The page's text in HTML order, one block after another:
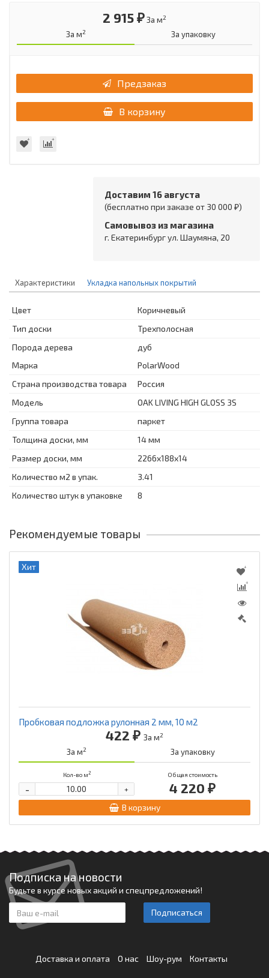
2 915 ₽За м2
За м2 За упаковку
Предзаказ
В корзину
Доставим 16 августа
(бесплатно при заказе от 30 000 ₽)
Самовывоз из магазина
г. Екатеринбург ул. Шаумяна, 20
Характеристики Укладка напольных покрытий
Цвет
Коричневый
Тип доски
Трехполосная
Порода дерева
дуб
Марка
PolarWood
Страна производства товара
Россия
Модель
OAK LIVING HIGH GLOSS 3S
Группа товара
паркет
Толщина доски, мм
14 мм
Размер доски, мм
2266х188х14
Количество м2 в упак.
3.41
Количество штук в упаковке
8
Рекомендуемые товары
Хит
Пробковая подложка рулонная 2 мм, 10 м2
422 ₽ За м2
За м2 За упаковку
Кол-во м2 Общая стоимость
4 220 ₽
+
-
В корзину
Подписка на новости
Будьте в курсе новых акций и спецпредложений!
Подписаться
Доставка и оплата О нас Шоу-рум Контакты